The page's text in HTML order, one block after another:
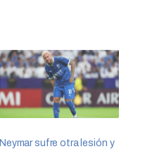
Neymar sufre otra lesión y